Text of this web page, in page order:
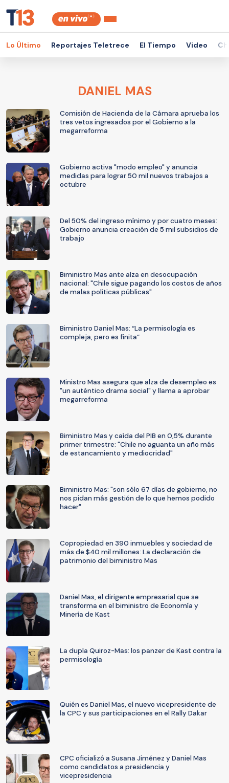
Lo Último Reportajes Teletrece El Tiempo Video
DANIEL MAS
Comisión de Hacienda de la Cámara aprueba los
tres vetos ingresados por el Gobierno a la
megarreforma
Gobierno activa "modo empleo" y anuncia
medidas para lograr 50 mil nuevos trabajos a
octubre
Del 50% del ingreso mínimo y por cuatro meses:
Gobierno anuncia creación de 5 mil subsidios de
trabajo
Biministro Mas ante alza en desocupación
nacional: "Chile sigue pagando los costos de años
de malas políticas públicas"
Biministro Daniel Mas: “La permisología es
compleja, pero es finita”
Ministro Mas asegura que alza de desempleo es
"un auténtico drama social" y llama a aprobar
megarreforma
Biministro Mas y caída del PIB en 0,5% durante
primer trimestre: "Chile no aguanta un año más
de estancamiento y mediocridad"
Biministro Mas: "son sólo 67 días de gobierno, no
nos pidan más gestión de lo que hemos podido
hacer"
Copropiedad en 390 inmuebles y sociedad de
más de $40 mil millones: La declaración de
patrimonio del biministro Mas
Daniel Mas, el dirigente empresarial que se
transforma en el biministro de Economía y
Minería de Kast
La dupla Quiroz-Mas: los panzer de Kast contra la
permisología
Quién es Daniel Mas, el nuevo vicepresidente de
la CPC y sus participaciones en el Rally Dakar
CPC oficializó a Susana Jiménez y Daniel Mas
como candidatos a presidencia y
vicepresidencia